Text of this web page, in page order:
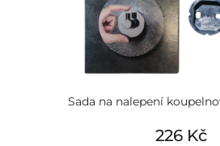
Sada na nalepení
226 Kč